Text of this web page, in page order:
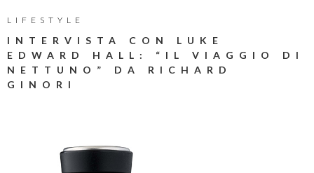
LIFESTYLE
INTERVISTA CON LUKE
EDWARD HALL: “IL VIAGGIO DI
NETTUNO” DA RICHARD
GINORI